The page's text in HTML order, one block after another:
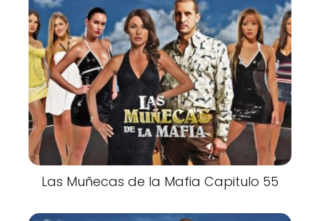
Las Muñecas de la Mafia Capitulo 55